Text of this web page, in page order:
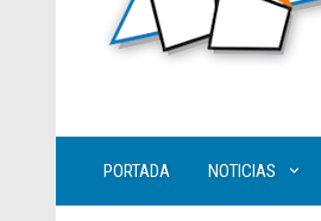
PORTADA NOTICIAS